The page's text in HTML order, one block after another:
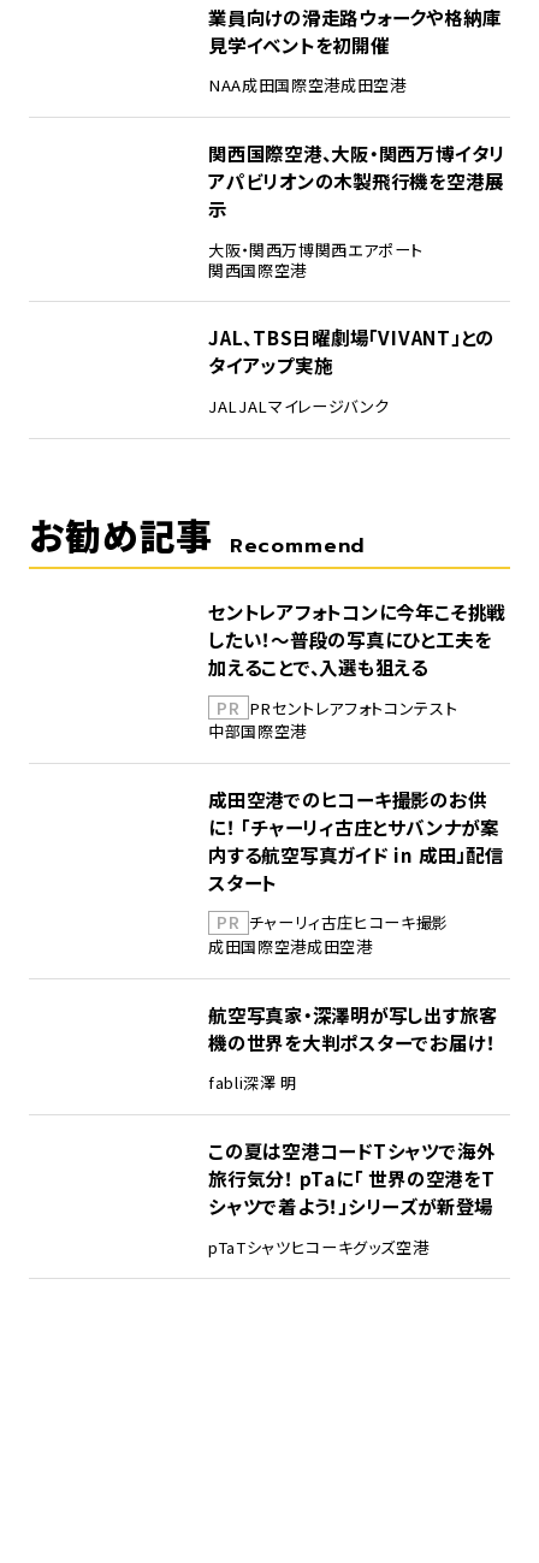
業員向けの滑走路ウォークや格納庫
見学イベントを初開催
NAA成田国際空港成田空港
関西国際空港、大阪・関西万博イタリ
アパビリオンの木製飛行機を空港展
示
大阪・関西万博関西エアポート
関西国際空港
JAL、TBS日曜劇場「VIVANT」との
タイアップ実施
JALJALマイレージバンク
お勧め記事 Recommend
セントレアフォトコンに今年こそ挑戦
したい！～普段の写真にひと工夫を
加えることで、入選も狙える
PR PRセントレアフォトコンテスト
中部国際空港
成田空港でのヒコーキ撮影のお供
に！ 「チャーリィ古庄とサバンナが案
内する航空写真ガイド in 成田」配信
スタート
PR チャーリィ古庄ヒコーキ撮影
成田国際空港成田空港
航空写真家・深澤明が写し出す旅客
機の世界を大判ポスターでお届け！
fabli深澤 明
この夏は空港コードTシャツで海外
旅行気分！ pTaに「 世界の空港をT
シャツで着よう！」シリーズが新登場
pTaTシャツヒコーキグッズ空港